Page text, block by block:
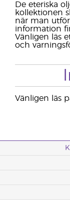
De eteriska
kollektionen
när man
information
Vänligen läs
och
Vänligen läs